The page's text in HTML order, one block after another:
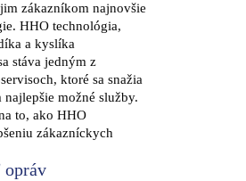
zákazníkom najnovšie
HHO technológia,
a kyslíka
stáva jedným z
ktoré sa snažia
možné služby.
to, ako HHO
zákazníckych